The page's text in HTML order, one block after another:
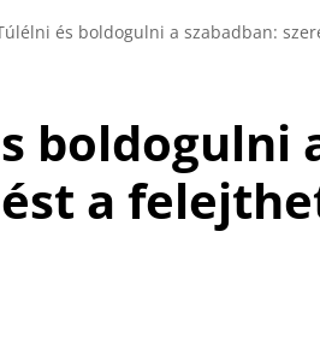
és boldogulni a szabadban:
boldogulni
a